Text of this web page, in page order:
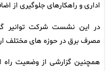
اداری و راهکارهای جلوگیری از
در این نشست شرکت توانیر
مصرف برق در حوزه های مختلف
همچنین گزارشی از وضعیت راه